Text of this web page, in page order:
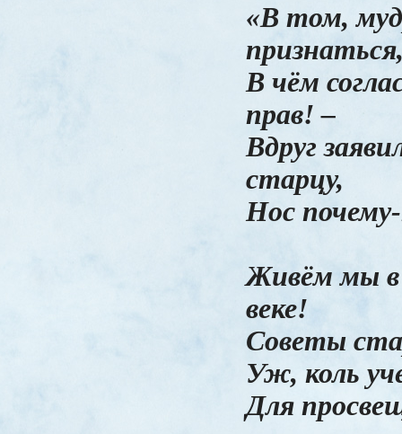
«В том,
В чём
прав! –
Вдруг
старцу,
Нос
Живём мы в
веке!
Советы
Уж, коль
Для